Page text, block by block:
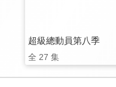
超級總動員第八季
全 27 集